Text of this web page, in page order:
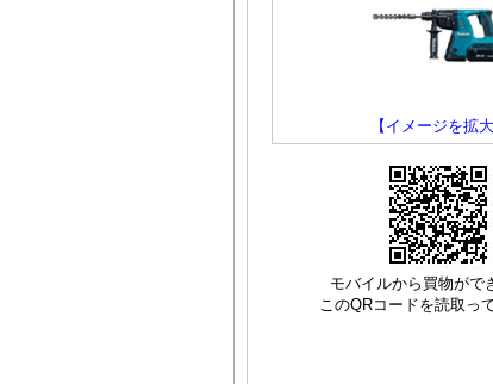
【イメージを拡大
モバイルから買物がで
このQRコードを読取っ